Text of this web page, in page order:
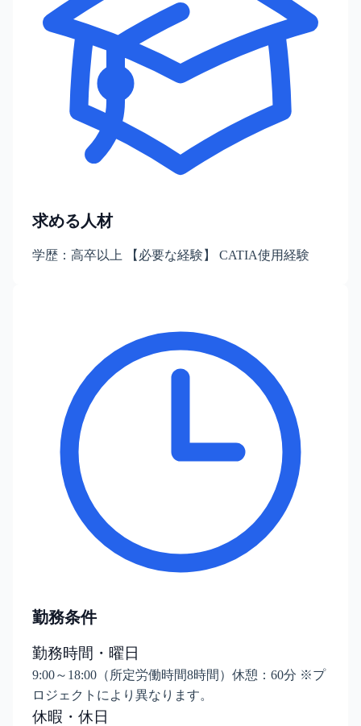
求める人材
学歴：高卒以上 【必要な経験】 CATIA使用経験
勤務条件
勤務時間・曜日
9:00～18:00（所定労働時間8時間）休憩：60分 ※プ
ロジェクトにより異なります。
休暇・休日